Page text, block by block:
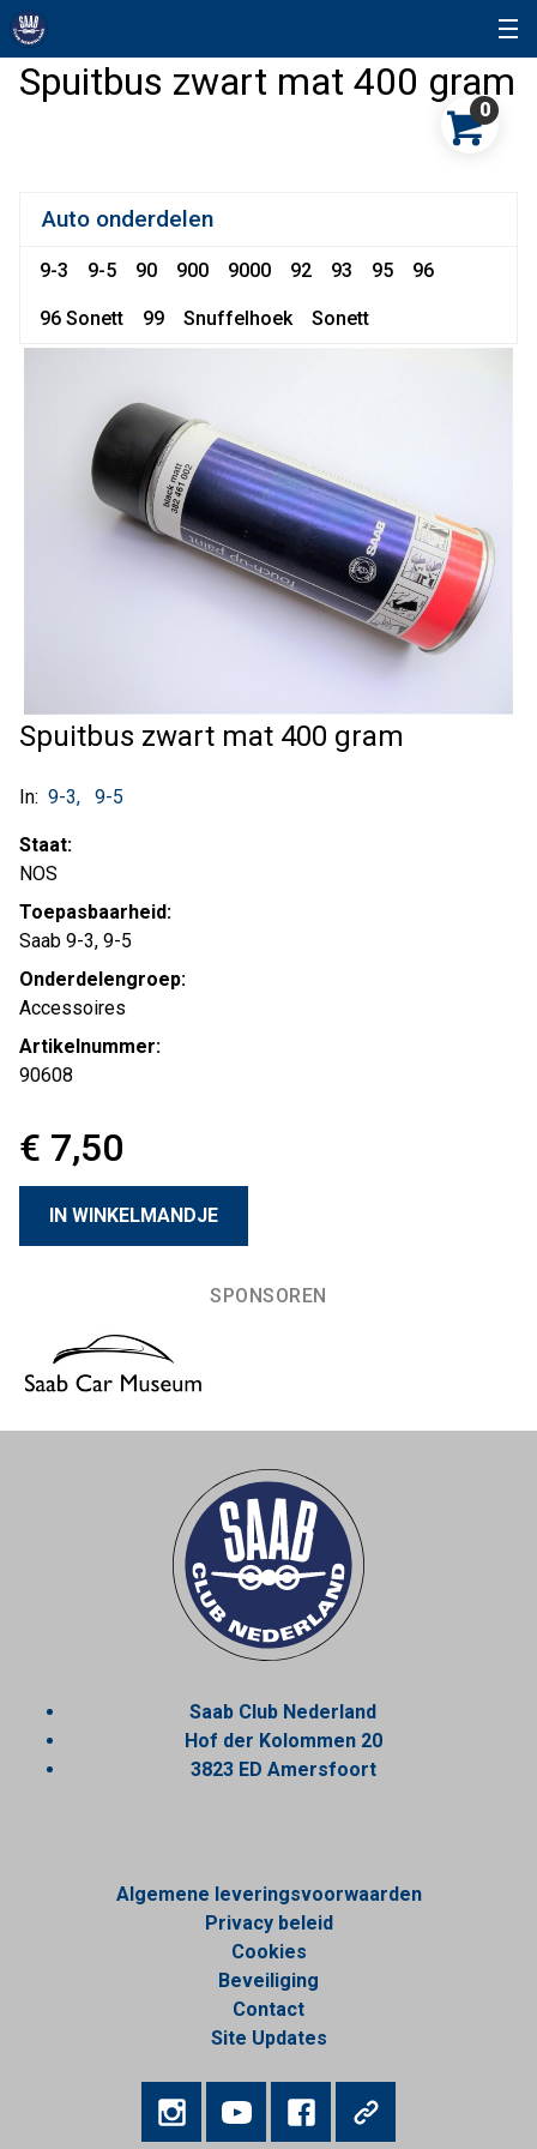
Spuitbus zwart mat 400 gram
0
Auto onderdelen
9-3 9-5 90 900 9000 92 93 95 96
96 Sonett 99 Snuffelhoek Sonett
Spuitbus zwart mat 400 gram
In: 9-3 9-5
Staat:
NOS
Toepasbaarheid:
Saab 9-3, 9-5
Onderdelengroep:
Accessoires
Artikelnummer:
90608
€ 7,50
SPONSOREN
Saab Club Nederland
Hof der Kolommen 20
3823 ED Amersfoort
Algemene leveringsvoorwaarden
Privacy beleid
Cookies
Beveiliging
Contact
Site Updates